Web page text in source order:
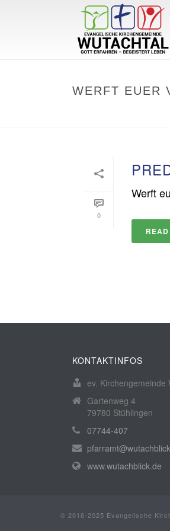
WERFT EUER
0
Werft
KONTAKTINFOS
ev. Kirchengemeinde
Gartenweg 4
79780 Stühlingen
07744-407
www.wutachblick.de
© 2016-2025 Evangelische